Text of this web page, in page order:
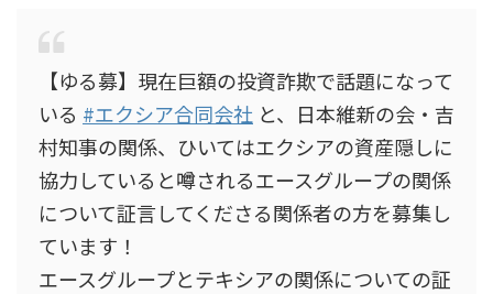
【ゆる募】現在巨額の投資詐欺で話題になって
いる #エクシア合同会社 と、日本維新の会・吉
村知事の関係、ひいてはエクシアの資産隠しに
協力していると噂されるエースグループの関係
について証言してくださる関係者の方を募集し
ています！
エースグループとテキシアの関係についての証